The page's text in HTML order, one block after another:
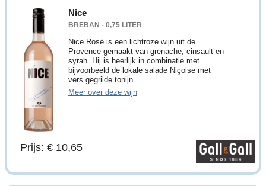
Nice
BREBAN - 0,75 LITER
Nice Rosé is een lichtroze wijn uit de
Provence gemaakt van grenache, cinsault en
syrah. Hij is heerlijk in combinatie met
bijvoorbeeld de lokale salade Niçoise met
vers gegrilde tonijn. ...
Meer over deze wijn
Prijs: € 10,65